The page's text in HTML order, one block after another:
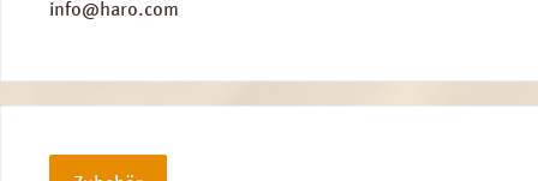
info@haro.com